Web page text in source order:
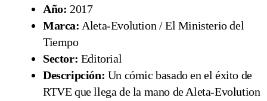
Año: 2017
Marca: Aleta-Evolution / El Ministerio del
Tiempo
Sector: Editorial
Descripción: Un cómic basado en el éxito de
RTVE que llega de la mano de Aleta-Evolution